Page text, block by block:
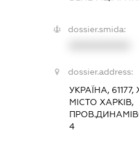
dossier.smida:
dossier.address:
УКРАЇНА,
МІСТО ХАРКІВ,
4